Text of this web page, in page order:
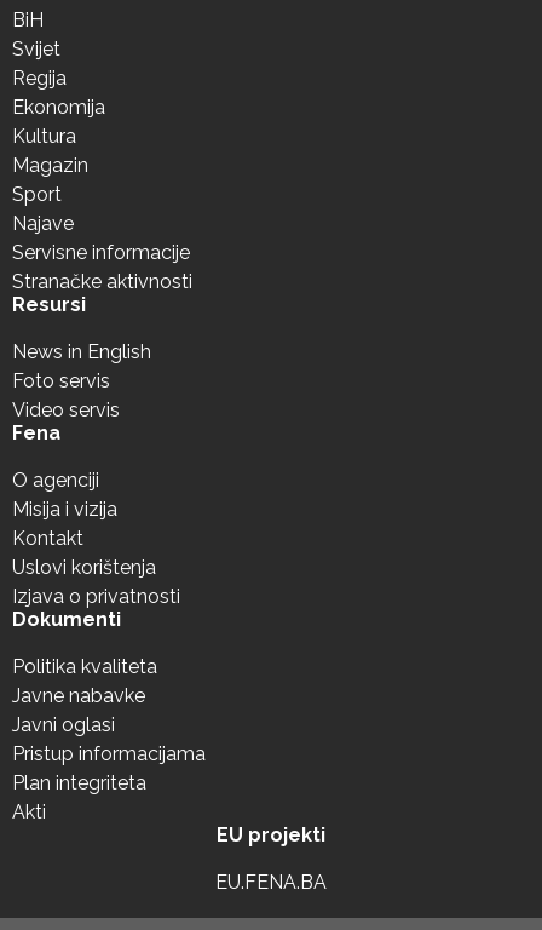
BiH
Svijet
Regija
Ekonomija
Kultura
Magazin
Sport
Najave
Servisne informacije
Stranačke aktivnosti
Resursi
News in English
Foto servis
Video servis
Fena
O agenciji
Misija i vizija
Kontakt
Uslovi korištenja
Izjava o privatnosti
Dokumenti
Politika kvaliteta
Javne nabavke
Javni oglasi
Pristup informacijama
Plan integriteta
Akti
EU projekti
EU.FENA.BA